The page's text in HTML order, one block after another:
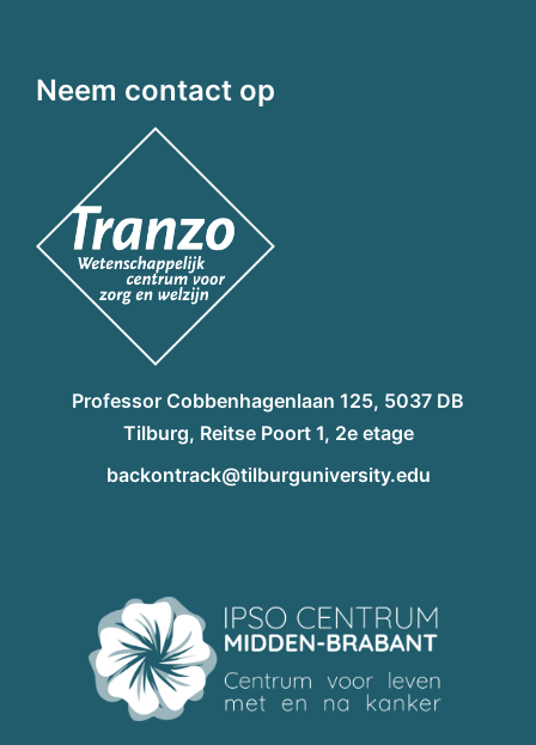
Neem contact op
Professor Cobbenhagenlaan 125, 5037 DB
Tilburg, Reitse Poort 1, 2e etage
backontrack@tilburguniversity.edu